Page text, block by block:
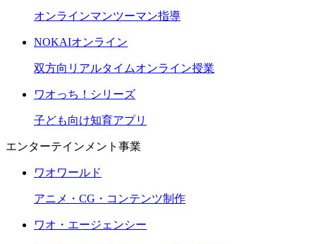
オンラインマンツーマン指導
NOKAIオンライン
双方向リアルタイムオンライン授業
ワオっち！シリーズ
子ども向け知育アプリ
エンターテインメント事業
ワオワールド
アニメ・CG・コンテンツ制作
ワオ・エージェンシー